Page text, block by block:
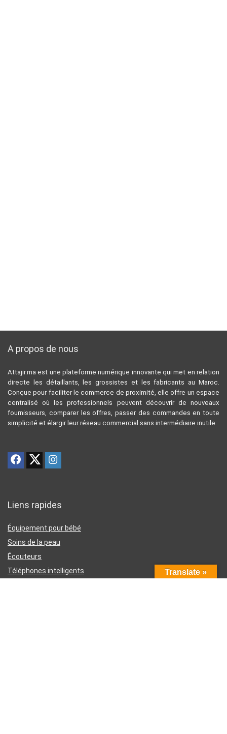
A propos de nous
Attajir.ma est une plateforme numérique innovante qui met en relation
directe les détaillants, les grossistes et les fabricants au Maroc.
Conçue pour faciliter le commerce de proximité, elle offre un espace
centralisé où les professionnels peuvent découvrir de nouveaux
fournisseurs, comparer les offres, passer des commandes en toute
simplicité et élargir leur réseau commercial sans intermédiaire inutile.
Liens rapides
Équipement pour bébé
Soins de la peau
Écouteurs
Téléphones intelligents
Translate »